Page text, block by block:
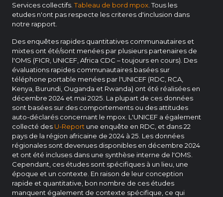
Services collectifs.Tableau de bord mpox . Tous les
etudes n'ont pas respecte les criteres d'inclusion dans
notre rapport.
Des enquêtes rapides quantitatives communautaires et
mixtes ont été/sont menées par plusieurs partenaires de
l'OMS (FICR, UNICEF, Africa CDC – toujours en cours). Des
évaluations rapides communautaires basées sur
téléphone portable menées par l'UNICEF (RDC, RCA,
Kenya, Burundi, Ouganda et Rwanda) ont été réalisées en
décembre 2024 et mai 2025. La plupart de ces données
sont basées sur des comportements ou des attitudes
auto-déclarés concernant le mpox. L'UNICEF a également
collecté des U-Report une enquête en RDC, et dans 22
pays de la région africaine de 2024 à 25. Les données
régionales sont devenues disponibles en décembre 2024
et ont été incluses dans une synthèse interne de l'OMS.
Cependant, ces études sont spécifiques à un lieu, une
époque et un contexte. En raison de leur conception
rapide et quantitative, bon nombre de ces études
manquent également de contexte spécifique, ce qui